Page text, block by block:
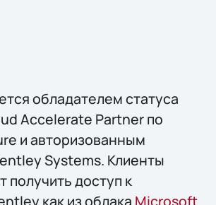
обладателем статуса
Accelerate Partner по
и авторизованным
Systems. Клиенты
получить доступ к